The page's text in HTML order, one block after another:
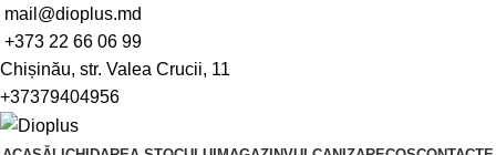
mail@dioplus.md
+373 22 66 06 99
Chișinău, str. Valea Crucii, 11
+37379404956